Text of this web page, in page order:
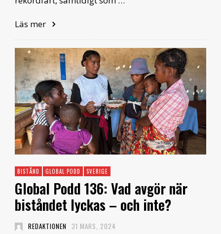
Läs mer
BISTÅND GLOBAL PODD SVERIGE
Global Podd 136: Vad avgör när
biståndet lyckas – och inte?
REDAKTIONEN 31 MARS, 2024